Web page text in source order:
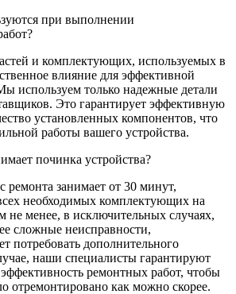
при выполнении
и комплектующих, используемых в
влияние для эффективной
используем только надежные детали
Это гарантирует эффективную
установленных компонентов, что
работы вашего устройства.
починка устройства?
ремонта занимает от 30 минут,
необходимых комплектующих на
не менее, в исключительных случаях,
сложные неисправности,
потребовать дополнительного
наши специалисты гарантируют
ремонтных работ, чтобы
отремонтировано как можно скорее.